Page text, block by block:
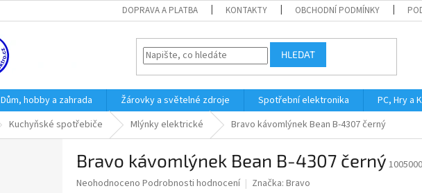
DOPRAVA A PLATBA KONTAKTY OBCHODNÍ PODMÍNKY
HLEDAT
Dům, hobby a zahrada Žárovky a světelné zdroje Spotřební elektronika PC, Hry a
Kuchyňské spotřebiče Mlýnky elektrické Bravo kávomlýnek Bean B-4307 černý
Bravo kávomlýnek Bean B-4307 černý
Průměrné
Neohodnoceno Podrobnosti hodnocení Značka: Bravo